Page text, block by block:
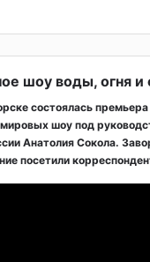
шоу воды, огня и
состоялась
шоу под
Анатолия Сокола.
посетили